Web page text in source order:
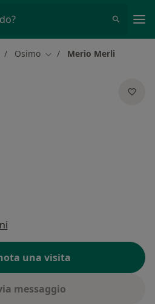
Osimo Cambia città
Merio Merli
una visita
messaggio